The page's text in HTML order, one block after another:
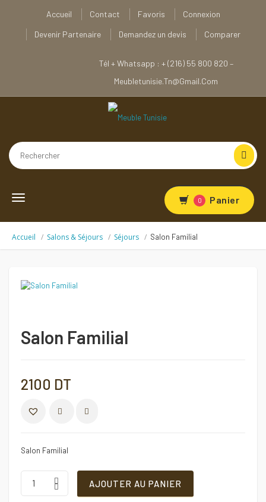
Accueil Contact Favoris
Connexion
Devenir Partenaire
Demandez un devis Comparer
Tél + Whatsapp : + (216) 55 800 820 –
Meubletunisie.tn@gmail.com
Toggle
0 Panier
Accueil Salons & Séjours Séjours Salon Familial
Salon Familial
2100 DT
Salon Familial
Salon
Familial
Quantité
AJOUTER AU PANIER